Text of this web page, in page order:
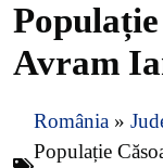
Avram
România »
Populație